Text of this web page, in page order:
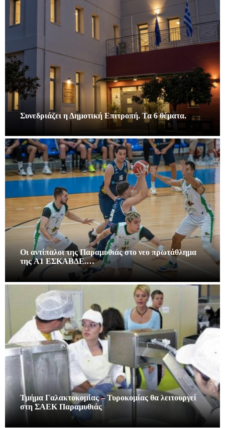
Συνεδριάζει η Δημοτική Επιτροπή. Τα 6 θέματα.
Οι αντίπαλοι της Παραμυθιάς στο νεο πρωτάθλημα
της A1 ΕΣΚΑΒΔΕ.…
Τμήμα Γαλακτοκομίας – Τυροκομίας θα λειτουργεί
στη ΣΑΕΚ Παραμυθιάς